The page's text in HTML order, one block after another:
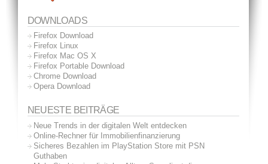
DOWNLOADS
Firefox Download
Firefox Linux
Firefox Mac OS X
Firefox Portable Download
Chrome Download
Opera Download
NEUESTE BEITRÄGE
Neue Trends in der digitalen Welt entdecken
Online-Rechner für Immobilienfinanzierung
Sicheres Bezahlen im PlayStation Store mit PSN
Guthaben